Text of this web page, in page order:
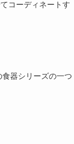
コーディネートす
器シリーズの一つ